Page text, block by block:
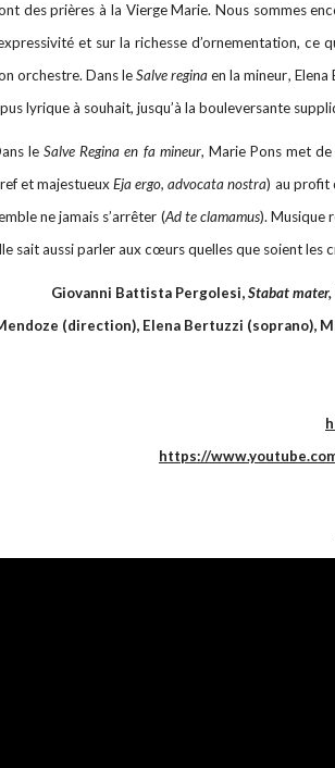
des prières à la Vierge Marie. Nous sommes
et sur la richesse d’ornementation, ce
orchestre. Dans leSalve reginaen la mineur, Elena
lyrique à souhait, jusqu’à la bouleversante
leSalve Regina en fa mineur, Marie Pons met
et majestueuxEja ergo, advocata nostra) au profit
ne jamais s’arrêter (Ad te clamamus). Musique
sait aussi parler aux cœurs quelles que soient les
Giovanni Battista Pergolesi,Stabat mater,
(direction), Elena Bertuzzi (soprano),
https://